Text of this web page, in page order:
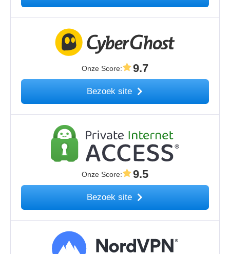
Onze Score: 9.7
Bezoek site
Onze Score: 9.5
Bezoek site